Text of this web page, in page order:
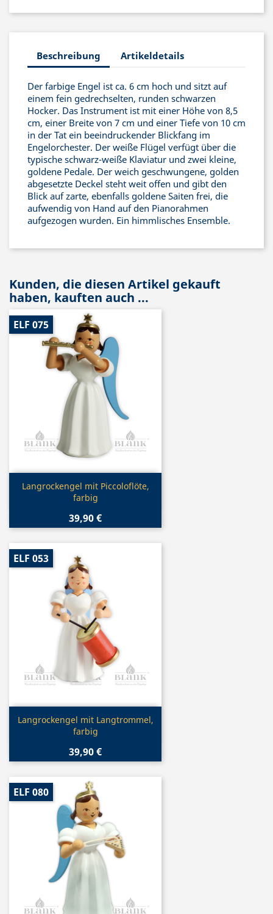
Beschreibung Artikeldetails
Der farbige Engel ist ca. 6 cm hoch und sitzt auf
einem fein gedrechselten, runden schwarzen
Hocker. Das Instrument ist mit einer Höhe von 8,5
cm, einer Breite von 7 cm und einer Tiefe von 10 cm
in der Tat ein beeindruckender Blickfang im
Engelorchester. Der weiße Flügel verfügt über die
typische schwarz-weiße Klaviatur und zwei kleine,
goldene Pedale. Der weich geschwungene, golden
abgesetzte Deckel steht weit offen und gibt den
Blick auf zarte, ebenfalls goldene Saiten frei, die
aufwendig von Hand auf den Pianorahmen
aufgezogen wurden. Ein himmlisches Ensemble.
Kunden, die diesen Artikel gekauft
haben, kauften auch ...
Vorschau
Langrockengel mit Piccoloflöte,
farbig
39,90 €
ELF 075
Vorschau
Langrockengel mit Langtrommel,
farbig
39,90 €
ELF 053
ELF 080